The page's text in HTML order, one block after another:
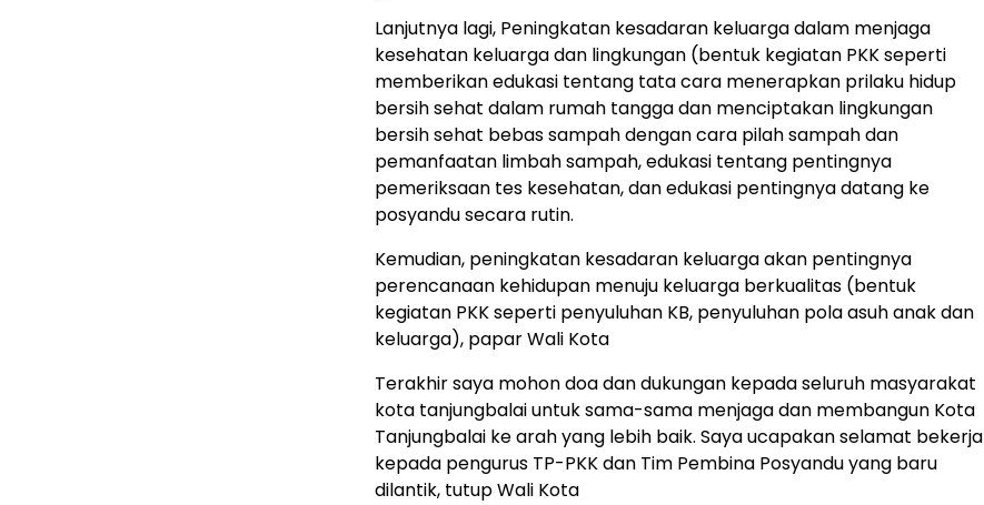
Lanjutnya lagi, Peningkatan kesadaran keluarga dalam menjaga
kesehatan keluarga dan lingkungan (bentuk kegiatan PKK seperti
memberikan edukasi tentang tata cara menerapkan prilaku hidup
bersih sehat dalam rumah tangga dan menciptakan lingkungan
bersih sehat bebas sampah dengan cara pilah sampah dan
pemanfaatan limbah sampah, edukasi tentang pentingnya
pemeriksaan tes kesehatan, dan edukasi pentingnya datang ke
posyandu secara rutin.
Kemudian, peningkatan kesadaran keluarga akan pentingnya
perencanaan kehidupan menuju keluarga berkualitas (bentuk
kegiatan PKK seperti penyuluhan KB, penyuluhan pola asuh anak dan
keluarga), papar Wali Kota
Terakhir saya mohon doa dan dukungan kepada seluruh masyarakat
kota tanjungbalai untuk sama-sama menjaga dan membangun Kota
Tanjungbalai ke arah yang lebih baik. Saya ucapakan selamat bekerja
kepada pengurus TP-PKK dan Tim Pembina Posyandu yang baru
dilantik, tutup Wali Kota